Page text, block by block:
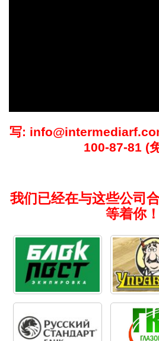
写:
100-87-81 (
我们已经在与这些公司
等着你！